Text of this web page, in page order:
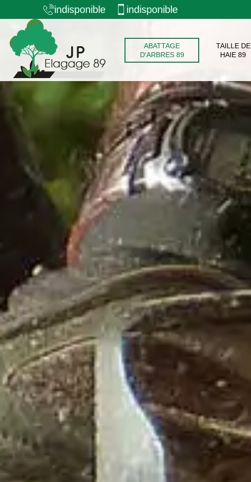
indisponible indisponible
ABATTAGE
D'ARBRES 89
TAILLE DE
HAIE 89